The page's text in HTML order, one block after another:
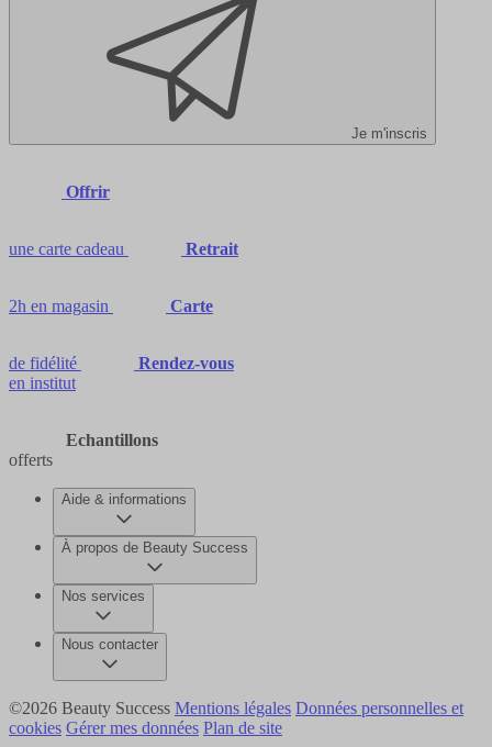
Je m'inscris
Offrir
une carte cadeau Retrait
2h en magasin Carte
de fidélité
Rendez-vous
en institut
Echantillons
offerts
Aide & informations
À propos de Beauty Success
Nos services
Nous contacter
©2026 Beauty Success Mentions légales Données personnelles et
cookies Gérer mes données Plan de site